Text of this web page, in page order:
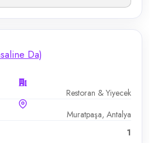
Da)
Restoran & Yiyecek
Muratpaşa, Antalya
1